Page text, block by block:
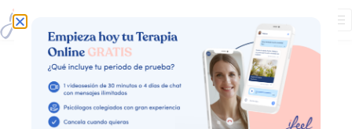
I feel like
Christmas!